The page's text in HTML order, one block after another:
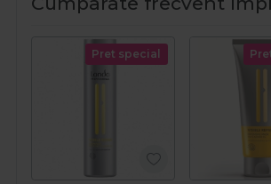
Pret special